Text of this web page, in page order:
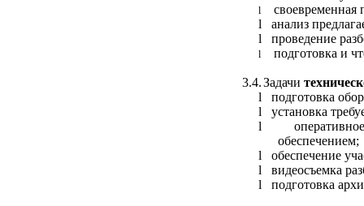
l
своевременная
l
анализ
l
проведение
l подготовка и
3.4.Задачи
l
подготовка
l
установка
l
обеспечением;
l
обеспечение
l
видеосъемка
l
подготовка